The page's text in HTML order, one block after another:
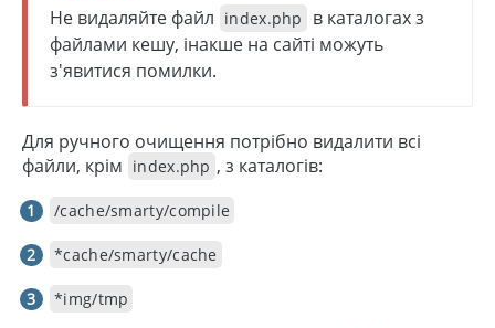
Не видаляйте файл index.php
в каталогах з
файлами кешу, інакше на сайті можуть
з'явитися помилки.
Для ручного очищення потрібно видалити всі
файли, крім index.php , з каталогів:
/cache/smarty/compile
*cache/smarty/cache
*img/tmp